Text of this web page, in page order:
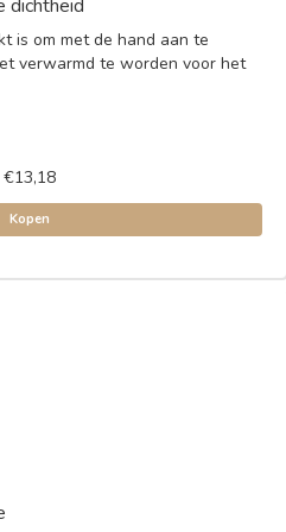
dichtheid
is om met de hand aan te
verwarmd te worden voor het
€13,18
Kopen